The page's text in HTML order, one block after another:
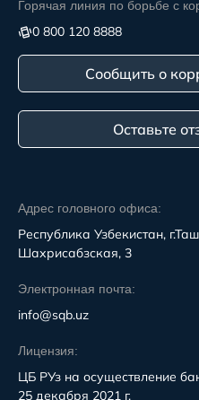
Адрес головного офиса:
Республика Узбекистан,
Шахрисабзская, 3
Электронная почта:
info@sqb.uz
Лицензия:
ЦБ РУз на осуществление
25 декабря 2021 г.
Горячая линия по борьбе с
0 800 120 8888
Сообщить о
Оставьте